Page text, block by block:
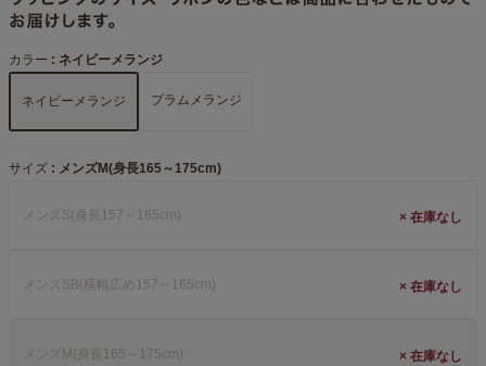
サイズ メンズM(身長165～175cm)
メンズS(身長157～165cm) ×
メンズSB(横幅広め157～165cm) ×
メンズM(身長165～175cm) ×
カラー ネイビーメランジ
ネイビーメランジ プラムメランジ